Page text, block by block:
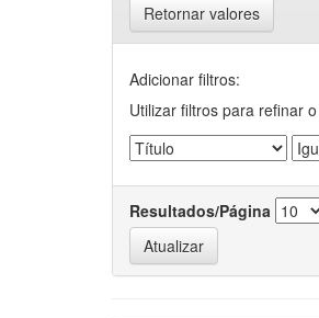
Retornar valores
Adicionar filtros:
Utilizar filtros para refinar
Resultados/Página